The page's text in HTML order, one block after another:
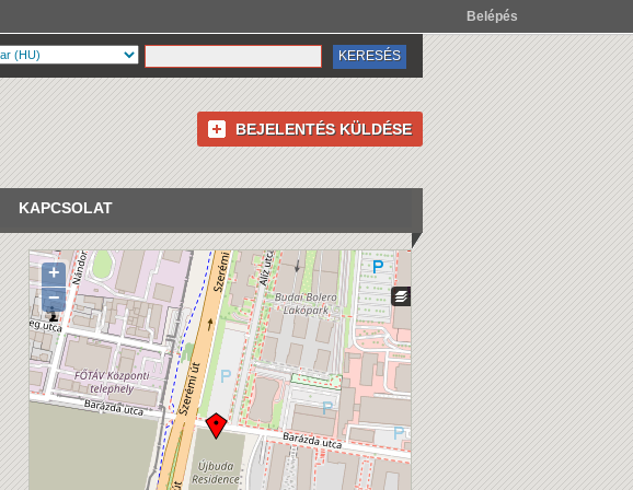
Belépés
BEJELENTÉS KÜLDÉSE
KAPCSOLAT
+
−